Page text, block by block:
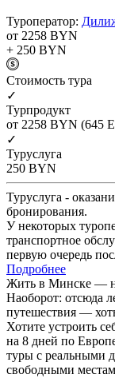
Туроператор:
от 2258 BYN
+ 250 BYN
Cтоимость тура
✓
Турпродукт
от 2258 BYN (645
✓
Туруслуга
250 BYN
Туруслуга -
бронирования.
У некоторых
транспортное
первую очередь
Подробнее
Жить в Минске —
Наоборот: отсюда
путешествия —
Хотите устроить
на 8 дней по
туры с реальными
свободными